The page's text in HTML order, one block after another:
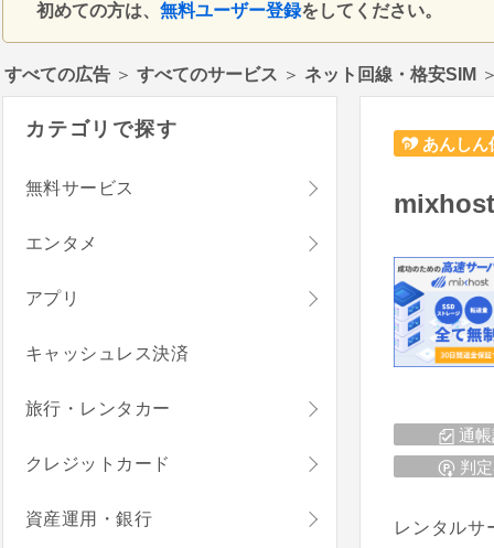
初めての方は、 無料ユーザー登録をしてください。
すべての広告 ＞ すべてのサービス ＞ ネット回線・格安SIM
あんしん
mixhost
通
判
レンタル
カテゴリで探す
無料サービス
エンタメ
アプリ
キャッシュレス決済
旅行・レンタカー
クレジットカード
資産運用・銀行